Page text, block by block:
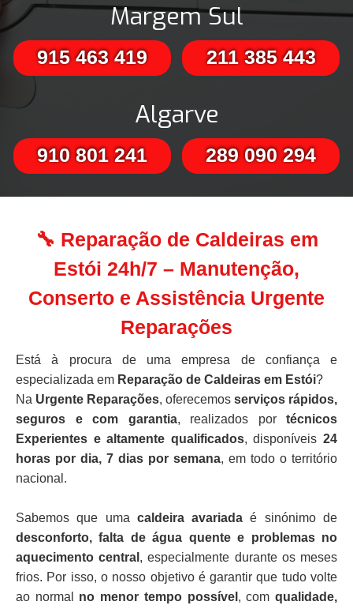
Margem Sul
915 463 419 211 385 443
Algarve
910 801 241 289 090 294
🔧 Reparação de Caldeiras em
Estói 24h/7 – Manutenção,
Conserto e Assistência Urgente
Reparações
Está à procura de uma empresa de confiança e
especializada em Reparação de Caldeiras em Estói?
Na Urgente Reparações, oferecemos serviços rápidos,
seguros e com garantia, realizados por técnicos
Experientes e altamente qualificados, disponíveis24
horas por dia, 7 dias por semana, em todo o território
nacional.
Sabemos que uma caldeira avariada é sinónimo de
desconforto, falta de água quente e problemas no
aquecimento central , especialmente durante os meses
frios. Por isso, o nosso objetivo é garantir que tudo volte
ao normal no menor tempo possível , comqualidade,